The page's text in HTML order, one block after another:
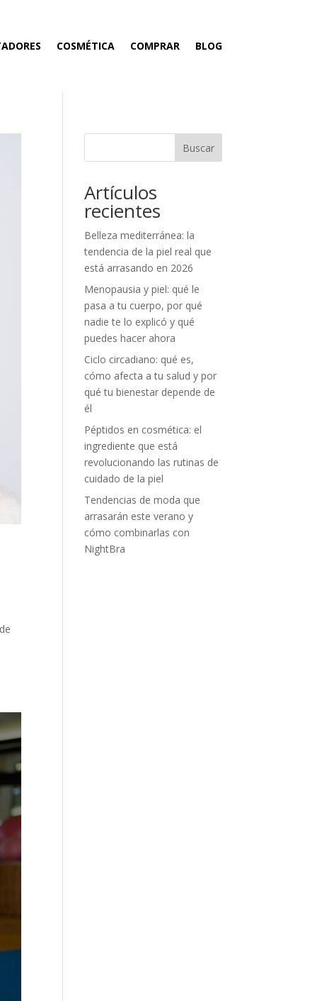
COSMÉTICA COMPRAR BLOG
Buscar
Artículos
recientes
Belleza mediterránea: la
tendencia de la piel real que
está arrasando en 2026
Menopausia y piel: qué le
pasa a tu cuerpo, por qué
nadie te lo explicó y qué
puedes hacer ahora
Ciclo circadiano: qué es,
cómo afecta a tu salud y por
qué tu bienestar depende de
él
Péptidos en cosmética: el
ingrediente que está
revolucionando las rutinas de
cuidado de la piel
Tendencias de moda que
arrasarán este verano y
cómo combinarlas con
NightBra